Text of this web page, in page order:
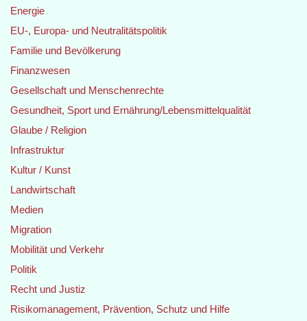
Energie
EU-, Europa- und Neutralitätspolitik
Familie und Bevölkerung
Finanzwesen
Gesellschaft und Menschenrechte
Gesundheit, Sport und Ernährung/Lebensmittelqualität
Glaube / Religion
Infrastruktur
Kultur / Kunst
Landwirtschaft
Medien
Migration
Mobilität und Verkehr
Politik
Recht und Justiz
Risikomanagement, Prävention, Schutz und Hilfe